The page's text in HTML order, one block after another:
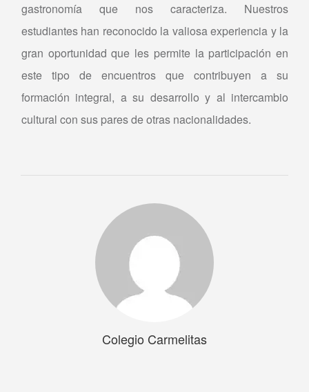
gastronomía que nos caracteriza. Nuestros
estudiantes han reconocido la valiosa experiencia y la
gran oportunidad que les permite la participación en
este tipo de encuentros que contribuyen a su
formación integral, a su desarrollo y al intercambio
cultural con sus pares de otras nacionalidades.
Colegio Carmelitas